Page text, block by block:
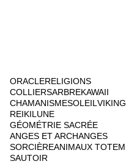
ORACLERELIGIONS
COLLIERSARBREKAWAII
CHAMANISMESOLEIL VIKING
REIKILUNE
GÉOMÉTRIE SACRÉE
ANGES ET ARCHANGES
SORCIÈREANIMAUX TOTEM
SAUTOIR